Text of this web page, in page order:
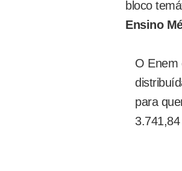
bloco
Ensino
O Enem
para